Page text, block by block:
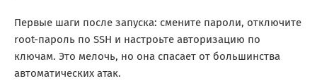
Первые шаги после запуска: смените пароли, отключите
root-пароль по SSH и настроьте авторизацию по
ключам. Это мелочь, но она спасает от большинства
автоматических атак.